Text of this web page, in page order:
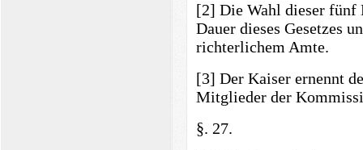
[2] Die Wahl dieser
Dauer dieses Gesetzes
richterlichem Amte.
[3] Der Kaiser ernennt
Mitglieder der
§. 27.